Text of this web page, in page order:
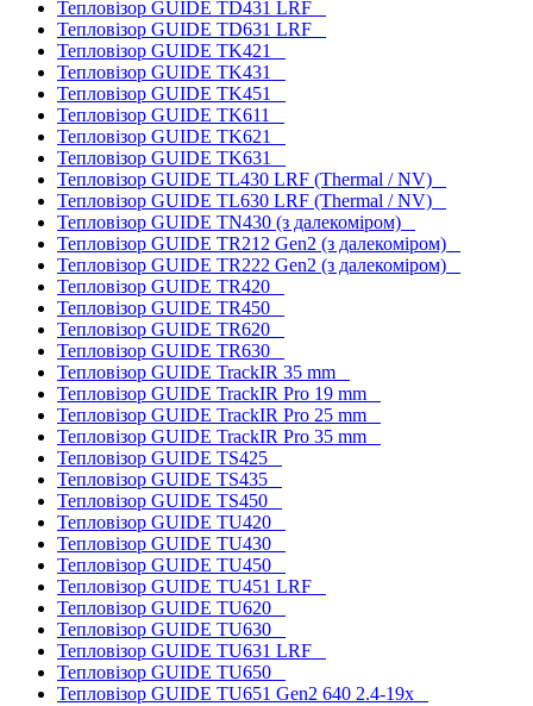
Тепловізор GUIDE TD431 LRF
Тепловізор GUIDE TD631 LRF
Тепловізор GUIDE TK421
Тепловізор GUIDE TK431
Тепловізор GUIDE TK451
Тепловізор GUIDE TK611
Тепловізор GUIDE TK621
Тепловізор GUIDE TK631
Тепловізор GUIDE TL430 LRF (Thermal / NV)
Тепловізор GUIDE TL630 LRF (Thermal / NV)
Тепловізор GUIDE TN430 (з далекоміром)
Тепловізор GUIDE TR212 Gen2 (з далекоміром)
Тепловізор GUIDE TR222 Gen2 (з далекоміром)
Тепловізор GUIDE TR420
Тепловізор GUIDE TR450
Тепловізор GUIDE TR620
Тепловізор GUIDE TR630
Тепловізор GUIDE TrackIR 35 mm
Тепловізор GUIDE TrackIR Pro 19 mm
Тепловізор GUIDE TrackIR Pro 25 mm
Тепловізор GUIDE TrackIR Pro 35 mm
Тепловізор GUIDE TS425
Тепловізор GUIDE TS435
Тепловізор GUIDE TS450
Тепловізор GUIDE TU420
Тепловізор GUIDE TU430
Тепловізор GUIDE TU450
Тепловізор GUIDE TU451 LRF
Тепловізор GUIDE TU620
Тепловізор GUIDE TU630
Тепловізор GUIDE TU631 LRF
Тепловізор GUIDE TU650
Тепловізор GUIDE TU651 Gen2 640 2.4-19x